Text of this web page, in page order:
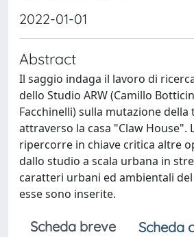
2022-01-01
Abstract
Il saggio indaga il lavoro di
dello Studio ARW (Camillo
Facchinelli) sulla mutazione
attraverso la casa "Claw House".
ripercorre in chiave critica altre
dallo studio a scala urbana in
caratteri urbani ed ambientali
esse sono inserite.
Scheda breve
Scheda